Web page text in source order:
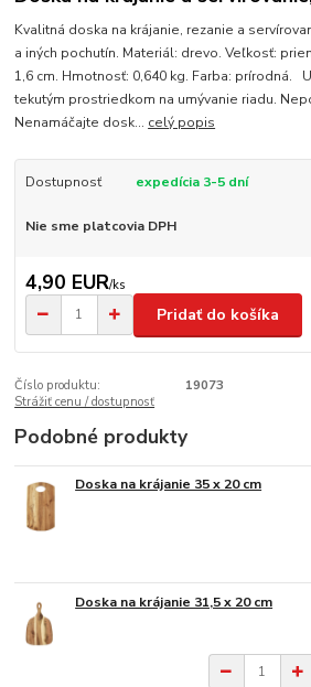
Kvalitná doska na krájanie, rezanie a
a iných pochutín. Materiál: drevo. Veľkosť:
1,6 cm. Hmotnosť: 0,640 kg. Farba: prírodná.
tekutým prostriedkom na umývanie riadu.
Nenamáčajte dosk... celý popis
Dostupnosť expedícia 3-5 dní
Nie sme platcovia DPH
4,90 EUR/ks
Pridať do košíka
Číslo produktu:
19073
Strážiť cenu / dostupnosť
Podobné produkty
Doska na krájanie 35 x 20 cm
Doska na krájanie 31,5 x 20 cm